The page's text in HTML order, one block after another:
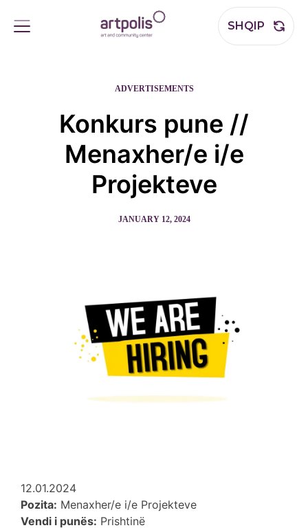
SHQIP
ADVERTISEMENTS
Konkurs pune //
Menaxher/e i/e
Projekteve
JANUARY 12, 2024
12.01.2024
Pozita: Menaxher/e i/e Projekteve
Vendi i punës: Prishtinë